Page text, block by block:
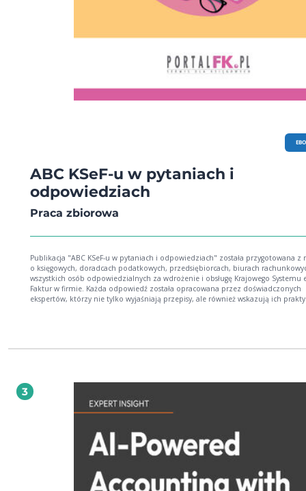
ABC KSeF-u w pytaniach i
odpowiedziach
Praca zbiorowa
Publikacja "ABC KSeF-u w pytaniach i odpowiedziach" została przygotowana z
o księgowych, doradcach podatkowych, przedsiębiorcach, biurach
wszystkich osób odpowiedzialnych za wdrożenie i obsługę Krajowego Systemu
Faktur w firmie. Każda odpowiedź została opracowana przez doświadczonych
ekspertów, którzy nie tylko wyjaśniają przepisy, ale również wskazują ich
3